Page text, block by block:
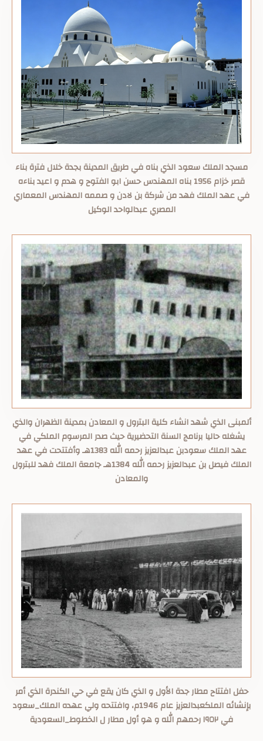
مسجد الملك سعود الذي بناه في طريق المدينة بجدة خلال فترة بناء
قصر خزام 1956 بناه المهندس حسن ابو الفتوح و هدم و اعيد بناءه
في عهد الملك فهد من شركة بن لادن و صممه المهندس المعماري
المصري عبدالواحد الوكيل
ألمبنى الذي شهد انشاء كلية البترول و المعادن بمدينة الظهران والذي
يشغله حاليا برنامج السنة التحضيرية حيث صدر المرسوم الملكي في
عهد الملك سعودبن عبدالعزيز رحمه الله 1383هـ وأفتتحت في عهد
الملك فيصل بن عبدالعزيز رحمه الله 1384هـ جامعة الملك فهد للبترول
والمعادن
حفل افتتاح مطار جدة الأول و الذي كان يقع في حي الكندرة الذي أمر
بإنشائه الملكعبدالعزيز عام 1946م، وافتتحه ولي عهده الملك_سعود
في ١٩٥٢ رحمهم الله و هو أول مطار ل الخطوط_السعودية